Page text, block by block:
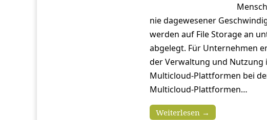
nie dagewesener
werden auf File Storage an
abgelegt. Für Unternehmen
der Verwaltung und Nutzung
Multicloud-Plattformen bei
Multicloud-Plattformen…
Weiterlesen →